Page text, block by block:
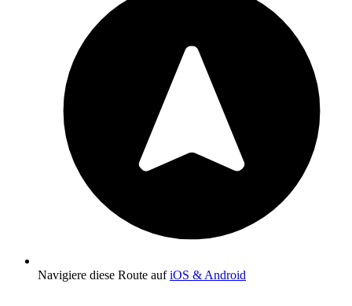
Navigiere diese Route aufiOS & Android